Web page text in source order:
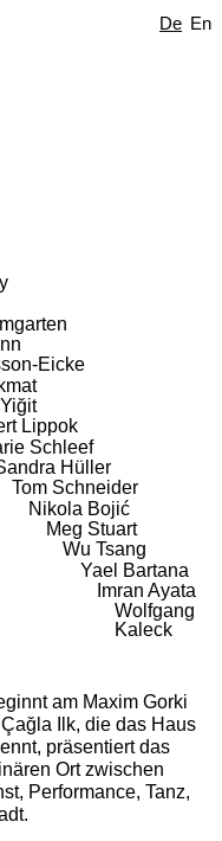
De En
Eicke
Lippok
Schleef
Hüller
Tom Schneider
Nikola Bojić
Meg Stuart
Wu Tsang
Yael Bartana
Imran Ayata
Wolfgang
Kaleck
am Maxim Gorki
Ilk, die das Haus
präsentiert das
Ort zwischen
Performance, Tanz,